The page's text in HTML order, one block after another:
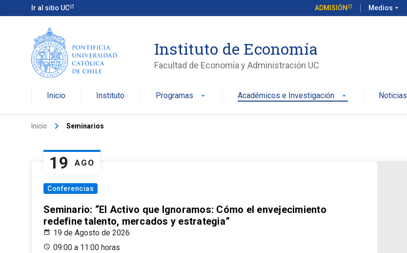
Ir al sitio UC ADMISIÓN Medios arrow_drop_down
Instituto de Economía
Facultad de Economía y Administración UC
Inicio Instituto Programas arrow_drop_down Académicos e Investigación arrow_drop_down Noticias
Inicio keyboard_arrow_right Seminarios
19 AGO
Conferencias
Seminario: “El Activo que Ignoramos: Cómo el envejecimiento
redefine talento, mercados y estrategia”
19 de Agosto de 2026
09:00 a 11:00 horas